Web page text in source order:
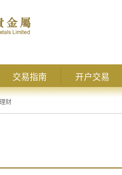
交易指南 开户交易
理财